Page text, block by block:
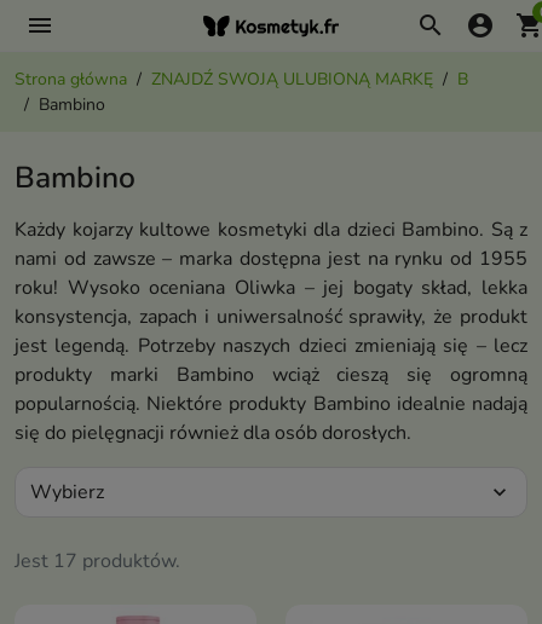
menu search account_circle
Strona główna ZNAJDŹ SWOJĄ ULUBIONĄ MARKĘ
B
Bambino
Bambino
Każdy kojarzy kultowe kosmetyki dla dzieci Bambino. Są z
nami od zawsze – marka dostępna jest na rynku od 1955
roku! Wysoko oceniana Oliwka – jej bogaty skład, lekka
konsystencja, zapach i uniwersalność sprawiły, że produkt
jest legendą. Potrzeby naszych dzieci zmieniają się – lecz
produkty marki Bambino wciąż cieszą się ogromną
popularnością. Niektóre produkty Bambino idealnie nadają
się do pielęgnacji również dla osób dorosłych.
Jest 17 produktów.
Wybierz expand_more